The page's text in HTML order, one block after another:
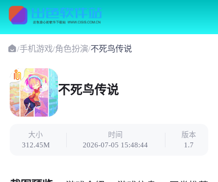
/手机游戏/角色扮演/不死鸟传说
不死鸟传说
大小
312.45M
时间
2026-07-05 15:48:44
版本
1.7